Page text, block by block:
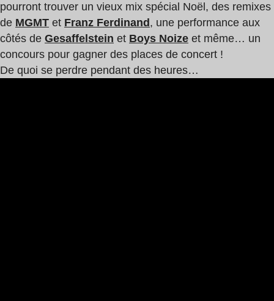
pourront trouver un vieux mix spécial Noël, des remixes
de MGMT et Franz Ferdinand , une performance aux
côtés de Gesaffelstein et Boys Noize et même… un
concours pour gagner des places de concert !
De quoi se perdre pendant des heures…